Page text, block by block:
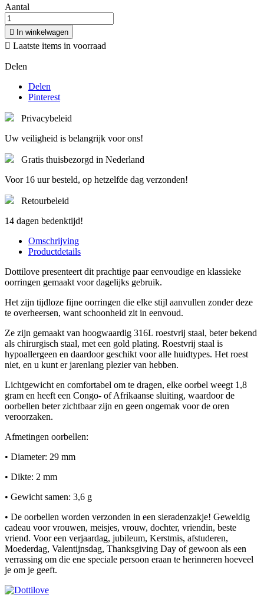
Aantal
 In winkelwagen
 Laatste items in voorraad
Delen
Delen
Pinterest
Privacybeleid
Uw veiligheid is belangrijk voor ons!
Gratis thuisbezorgd in Nederland
Voor 16 uur besteld, op hetzelfde dag verzonden!
Retourbeleid
14 dagen bedenktijd!
Omschrijving
Productdetails
Dottilove presenteert dit prachtige paar eenvoudige en klassieke
oorringen gemaakt voor dagelijks gebruik.
Het zijn tijdloze fijne oorringen die elke stijl aanvullen zonder deze
te overheersen, want schoonheid zit in eenvoud.
Ze zijn gemaakt van hoogwaardig 316L roestvrij staal, beter bekend
als chirurgisch staal, met een gold plating. Roestvrij staal is
hypoallergeen en daardoor geschikt voor alle huidtypes. Het roest
niet, en u kunt er jarenlang plezier van hebben.
Lichtgewicht en comfortabel om te dragen, elke oorbel weegt 1,8
gram en heeft een Congo- of Afrikaanse sluiting, waardoor de
oorbellen beter zichtbaar zijn en geen ongemak voor de oren
veroorzaken.
Afmetingen oorbellen:
• Diameter: 29 mm
• Dikte: 2 mm
• Gewicht samen: 3,6 g
• De oorbellen worden verzonden in een sieradenzakje! Geweldig
cadeau voor vrouwen, meisjes, vrouw, dochter, vriendin, beste
vriend. Voor een verjaardag, jubileum, Kerstmis, afstuderen,
Moederdag, Valentijnsdag, Thanksgiving Day of gewoon als een
verrassing om die ene speciale persoon eraan te herinneren hoeveel
je om je geeft.